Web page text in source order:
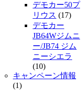
デモカー50プ
リウス (17)
デモカー
JB64Wジムニ
ー/JB74 ジム
ニーシエラ
(10)
キャンペーン情報
(1)